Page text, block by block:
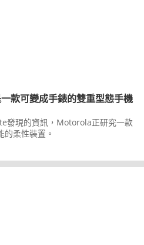
款可變成手錶的雙重型態手機
發現的資訊，Motorola正研究一款
柔性裝置。